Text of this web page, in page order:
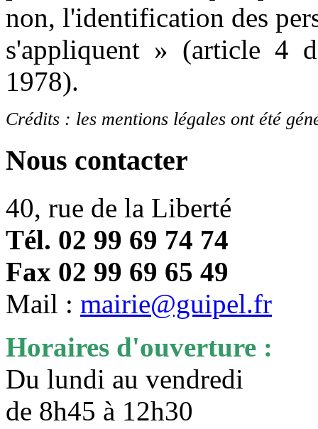
non, l'identification des
s'appliquent » (article 4
1978).
Crédits : les mentions légales ont été
Nous contacter
40, rue de la Liberté
Tél. 02 99 69 74 74
Fax 02 99 69 65 49
Mail : mairie@guipel.fr
Horaires d'ouverture :
Du lundi au vendredi
de 8h45 à 12h30